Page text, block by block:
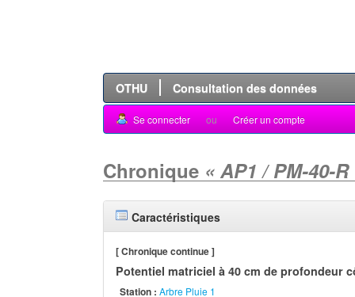
OTHU Consultation des données
Se connecter ou Créer un compte
Chronique « AP1 / PM-40-R
Caractéristiques
[ Chronique continue ]
Potentiel matriciel à 40 cm de profondeur
Station : Arbre Pluie 1